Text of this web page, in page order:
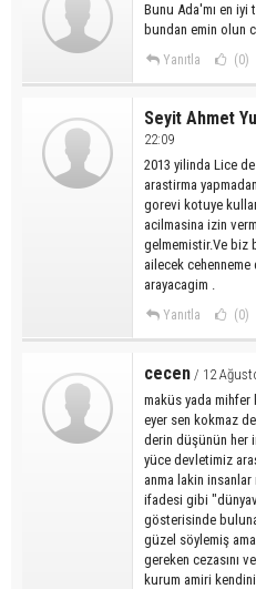
Bunu Ada'mı en iyi
bundan emin olun
Yanıtla (0)
Seyit Ahmet
22:09
2013 yilinda Lice
arastirma
gorevi kotuye
acilmasina izin
gelmemistir.Ve biz
ailecek
arayacagim .
Yanıtla (0)
cecen / 12
maküs yada mihfer
eyer sen kokmaz
derin düşünün her
yüce devletimiz
anma lakin
ifadesi gibi
gösterisinde
güzel söylemiş
gereken cezasını
kurum amiri